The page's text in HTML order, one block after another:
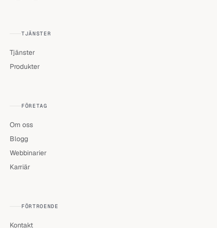
TJÄNSTER
Tjänster
Produkter
FÖRETAG
Om oss
Blogg
Webbinarier
Karriär
FÖRTROENDE
Kontakt